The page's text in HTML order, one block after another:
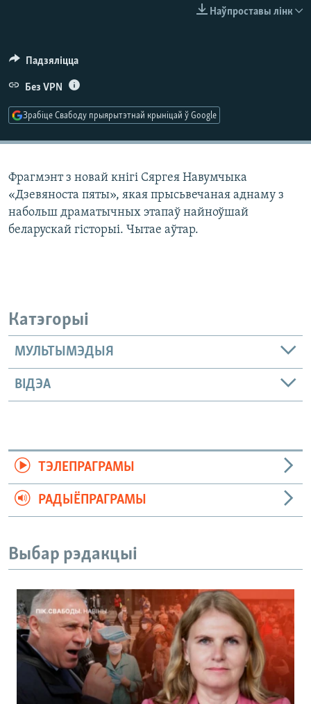
Наўпроставы лінк
Падзяліцца
Без VPN
Зрабіце Свабоду прыярытэтнай крыніцай ў Google
Фрагмэнт з новай кнігі Сяргея Навумчыка
«Дзевяноста пяты», якая прысьвечаная аднаму з
набольш драматычных этапаў найноўшай
беларускай гісторыі. Чытае аўтар.
Катэгорыі
МУЛЬТЫМЭДЫЯ
ВІДЭА
ТЭЛЕПРАГРАМЫ
РАДЫЁПРАГРАМЫ
Выбар рэдакцыі